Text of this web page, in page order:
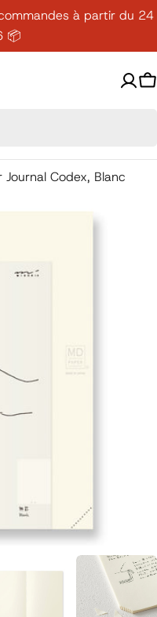
à partir du 24
📦
Journal Codex, Blanc